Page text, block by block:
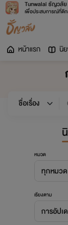
Tunwalai ธัญวลัย
เพื่อประสบการณ์ที่ดี
หน้าแรก นิ
หมวด
ทุกหมวด
เรียงตาม
การอัปเ